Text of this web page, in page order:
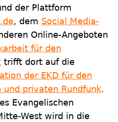
der Plattform
, dem Social Media-
Online-Angeboten
für den
trifft dort auf die
der EKD für den
privaten Rundfunk.
Evangelischen
West wird in die